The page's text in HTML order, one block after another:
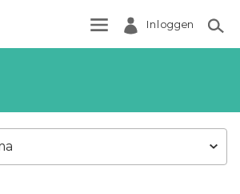
Inloggen